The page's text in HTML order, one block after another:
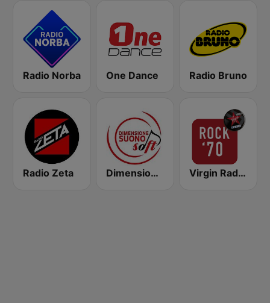
Radio Norba One Dance Radio Bruno
Radio Zeta Dimensione Suono Soft Virgin Radio Rock 70